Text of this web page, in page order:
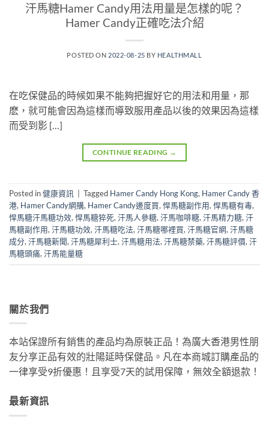
汗馬糖Hamer Candy用法用量是怎樣的呢？
Hamer Candy正確吃法介紹
POSTED ON 2022-08-25 BY HEALTHMALL
在吃保健品的時候如果不能夠把握好它的用法和用量，那
麽，就可能會因為這樣而導致服用產品以後的效果因為這樣
而受到影 […]
CONTINUE READING →
Posted in健康資訊 Tagged Hamer Candy Hong Kong, Hamer Candy 香
港, Hamer Candy網購, Hamer Candy邊度買, 悍馬糖副作用, 悍馬糖有毒,
悍馬糖汗馬糖功效, 悍馬糖猝死, 汗馬人參糖, 汗馬咖啡糖, 汗馬精力糖, 汗
馬糖副作用, 汗馬糖功效, 汗馬糖吃法, 汗馬糖哪裡買, 汗馬糖官網, 汗馬糖
成分, 汗馬糖新聞, 汗馬糖犀利士, 汗馬糖用法, 汗馬糖禁藥, 汗馬糖評價, 汗
馬糖頭痛, 汗馬能量糖
關於我們
本站保證所有銷售的產品均為原裝正品！為廣大香港男性朋
友分享正品有效的壯陽延時保健品。凡在本商城訂購產品的
一律享受9折優惠！且享受7天的試用保障，無效全額退款！
最新資訊